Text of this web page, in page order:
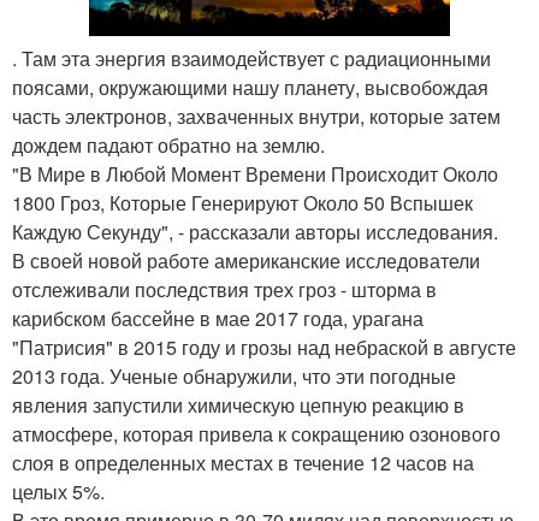
. Там эта энергия взаимодействует с радиационными
поясами, окружающими нашу планету, высвобождая
часть электронов, захваченных внутри, которые затем
дождем падают обратно на землю.
"В Мире в Любой Момент Времени Происходит Около
1800 Гроз, Которые Генерируют Около 50 Вспышек
Каждую Секунду", - рассказали авторы исследования.
В своей новой работе американские исследователи
отслеживали последствия трех гроз - шторма в
карибском бассейне в мае 2017 года, урагана
"Патрисия" в 2015 году и грозы над небраской в августе
2013 года. Ученые обнаружили, что эти погодные
явления запустили химическую цепную реакцию в
атмосфере, которая привела к сокращению озонового
слоя в определенных местах в течение 12 часов на
целых 5%.